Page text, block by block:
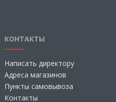
КОНТАКТЫ
Написать директору
Адреса магазинов
Пункты самовывоза
Контакты